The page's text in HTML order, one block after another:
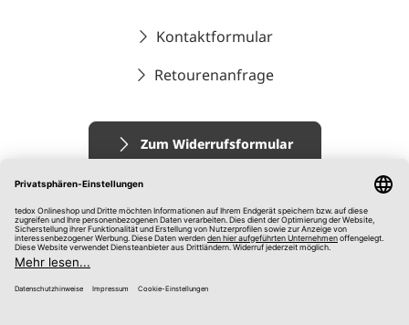
Kontaktformular
Retourenanfrage
Zum Widerrufsformular
Impressum
AGB
Datenschutz